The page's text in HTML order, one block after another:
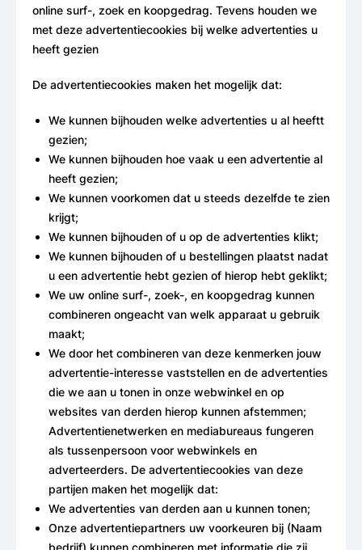
online surf-, zoek en koopgedrag. Tevens houden we
met deze advertentiecookies bij welke advertenties u
heeft gezien
De advertentiecookies maken het mogelijk dat:
We kunnen bijhouden welke advertenties u al heeftt
gezien;
We kunnen bijhouden hoe vaak u een advertentie al
heeft gezien;
We kunnen voorkomen dat u steeds dezelfde te zien
krijgt;
We kunnen bijhouden of u op de advertenties klikt;
We kunnen bijhouden of u bestellingen plaatst nadat
u een advertentie hebt gezien of hierop hebt geklikt;
We uw online surf-, zoek-, en koopgedrag kunnen
combineren ongeacht van welk apparaat u gebruik
maakt;
We door het combineren van deze kenmerken jouw
advertentie-interesse vaststellen en de advertenties
die we aan u tonen in onze webwinkel en op
websites van derden hierop kunnen afstemmen;
Advertentienetwerken en mediabureaus fungeren
als tussenpersoon voor webwinkels en
adverteerders. De advertentiecookies van deze
partijen maken het mogelijk dat:
We advertenties van derden aan u kunnen tonen;
Onze advertentiepartners uw voorkeuren bij (Naam
bedrijf) kunnen combineren met informatie die zij